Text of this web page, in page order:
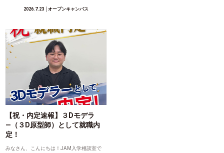
2026.7.23 │オープンキャンパス
【祝・内定速報】３Dモデラ
―（３D原型師）として就職内
定！
みなさん、こんにちは！JAM入学相談室で